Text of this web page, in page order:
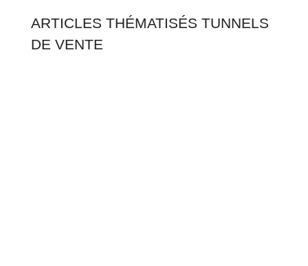
ARTICLES THÉMATISÉS TUNNELS
DE VENTE